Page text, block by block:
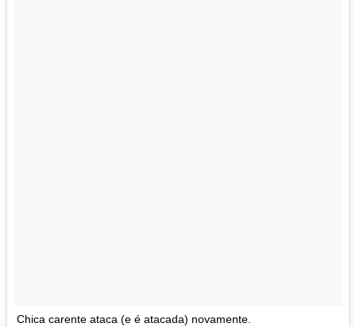
Chica carente ataca (e é atacada) novamente.